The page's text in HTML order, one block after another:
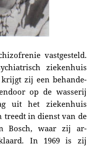
vastgesteld.
zieken­huis
krijgt zij een behan­de­
op de was­serij
uit het ziekenhuis
treedt in dienst van de
Bosch, waar zij ar­
In 1969 is zij